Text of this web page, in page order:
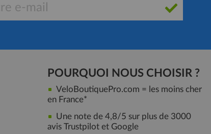
POURQUOI NOUS CHOISIR ?
VeloBoutiquePro.com = les moins cher
en France*
Une note de 4,8/5 sur plus de 3000
avis Trustpilot et Google